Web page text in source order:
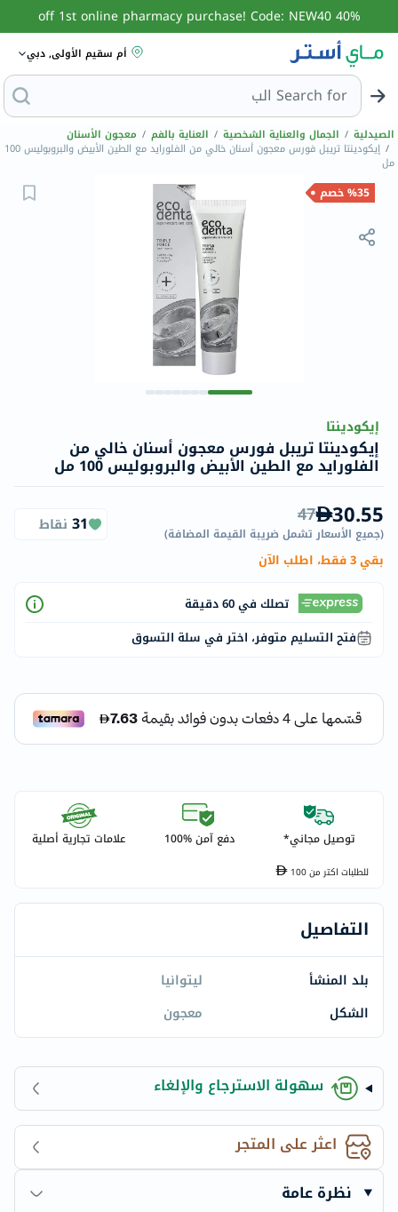
40% off 1st online pharmacy purchase! Code: NEW40
أم سقيم الأولى, دبي
Search for البحث عن مزيل
الصيدلية / الجمال والعناية الشخصية / العناية بالفم / معجون الأسنان
/ إيكودينتا تريبل فورس معجون أسنان خالي من الفلورايد مع الطين الأبيض والبروبوليس 100
مل
%35 خصم
إيكودينتا
إيكودينتا تريبل فورس معجون أسنان خالي من
الفلورايد مع الطين الأبيض والبروبوليس 100 مل
30.55
47
(جميع الأسعار تشمل ضريبة القيمة المضافة)
31 نقاط
بقي 3 فقط، اطلب الآن
تصلك في 60 دقيقة
فتح التسليم متوفر، اختر في سلة التسوق
توصيل مجاني* دفع آمن %100 علامات تجارية أصلية
للطلبات اكتر من100
التفاصيل
بلد المنشأ
ليتوانيا
الشكل
معجون
سهولة الاسترجاع والإلغاء
اعثر على المتجر
نظرة عامة